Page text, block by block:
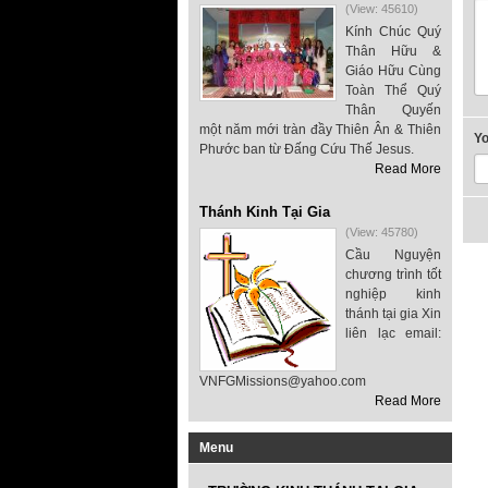
(View: 45610)
Kính Chúc Quý
Thân Hữu &
Giáo Hữu Cùng
Toàn Thể Quý
Thân Quyến
một năm mới tràn đầy Thiên Ân & Thiên
Phước ban từ Đấng Cứu Thế Jesus.
Read More
Thánh Kinh Tại Gia
(View: 45780)
Cầu Nguyện
chương trình tốt
nghiệp kinh
thánh tại gia Xin
liên lạc email:
VNFGMissions@yahoo.com
Read More
Menu